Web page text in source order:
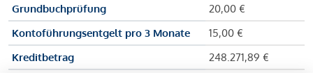
Grundbuchprüfung
20,00 €
Kontoführungsentgelt pro 3 Monate
15,00 €
Kreditbetrag
248.271,89 €